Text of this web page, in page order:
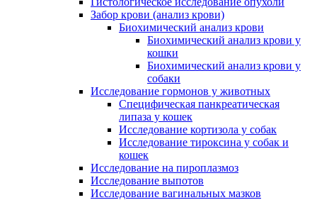
Забор крови (анализ крови)
Биохимический анализ крови
Биохимический анализ крови у
кошки
Биохимический анализ крови у
собаки
Исследование гормонов у животных
Специфическая панкреатическая
липаза у кошек
Исследование кортизола у собак
Исследование тироксина у собак и
кошек
Исследование на пироплазмоз
Исследование выпотов
Исследование вагинальных мазков